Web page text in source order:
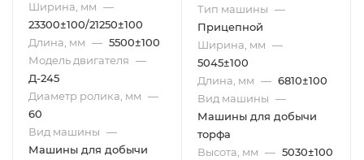
Ширина, мм —
23300±100/21250±100
Длина, мм — 5500±100
Модель двигателя —
Д-245
Диаметр ролика, мм —
60
Вид машины —
Машины для добычи
Тип машины —
Прицепной
Ширина, мм —
5045±100
Длина, мм — 6810±100
Вид машины —
Машины для добычи
торфа
Высота, мм — 5030±100